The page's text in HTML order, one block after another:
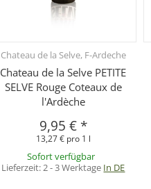
Chateau de la Selve, F-Ardeche
Chateau de la Selve PETITE
SELVE Rouge Coteaux de
l'Ardèche
9,95 € *
13,27 € pro 1 l
Sofort verfügbar
Lieferzeit:2 - 3 Werktage In DE